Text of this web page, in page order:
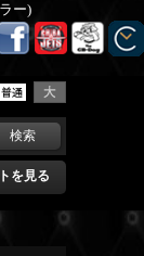
ー)
を見る